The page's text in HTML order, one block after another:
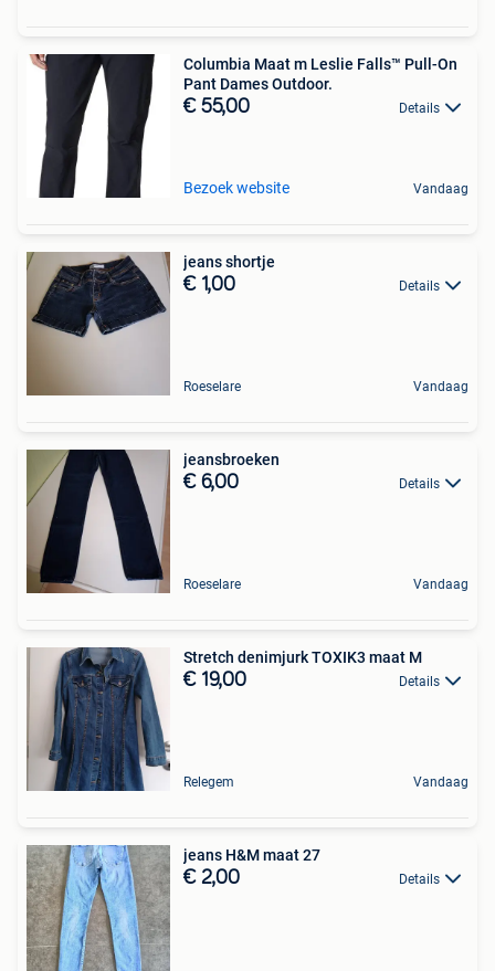
Columbia Maat m Leslie Falls™ Pull-On
Pant Dames Outdoor.
€ 55,00 Details
Bezoek website Vandaag
jeans shortje
€ 1,00 Details
Roeselare Vandaag
jeansbroeken
€ 6,00 Details
Roeselare Vandaag
Stretch denimjurk TOXIK3 maat M
€ 19,00 Details
Relegem Vandaag
jeans H&M maat 27
€ 2,00 Details